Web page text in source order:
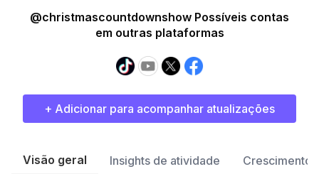
@christmascountdownshow Possíveis contas
em outras plataformas
+ Adicionar para acompanhar atualizações
Visão geral Insights de atividade Crescimento